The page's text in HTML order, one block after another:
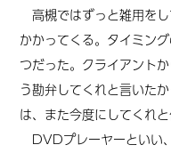
高槻ではずっと雑用を
かかってくる。タイミン
つだった。クライアント
う勘弁してくれと言いた
は、また今度にしてくれ
DVDプレーヤーといい